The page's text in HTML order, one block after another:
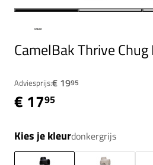
CamelBak Thrive
Adviesprijs:€ 1995
€ 1795
Kies je kleurdonkergrijs